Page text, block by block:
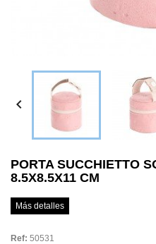

PORTA SUCCHIETTO
8.5X8.5X11 CM
Más detalles
Ref: 50531